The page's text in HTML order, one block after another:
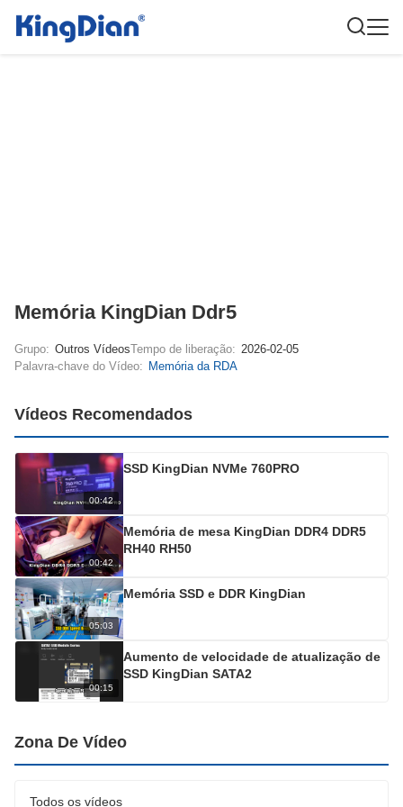
Memória KingDian Ddr5
Grupo: Outros VídeosTempo de liberação: 2026-02-05
Palavra-chave do Vídeo: Memória da RDA
Vídeos Recomendados
00:42
SSD KingDian NVMe 760PRO
00:42
Memória de mesa KingDian DDR4 DDR5
RH40 RH50
05:03
Memória SSD e DDR KingDian
00:15
Aumento de velocidade de atualização de
SSD KingDian SATA2
Zona De Vídeo
Todos os vídeos